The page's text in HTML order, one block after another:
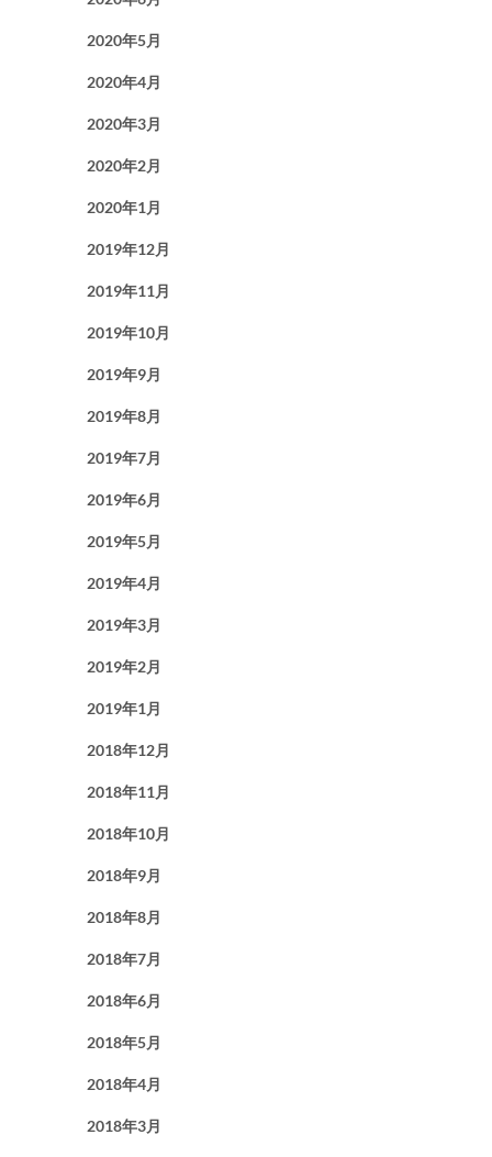
2020年5月
2020年4月
2020年3月
2020年2月
2020年1月
2019年12月
2019年11月
2019年10月
2019年9月
2019年8月
2019年7月
2019年6月
2019年5月
2019年4月
2019年3月
2019年2月
2019年1月
2018年12月
2018年11月
2018年10月
2018年9月
2018年8月
2018年7月
2018年6月
2018年5月
2018年4月
2018年3月